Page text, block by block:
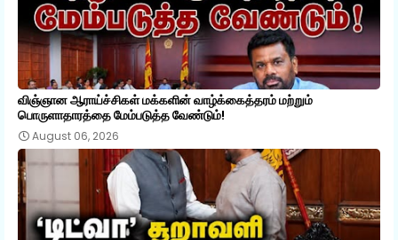
விஞ்ஞான ஆராய்ச்சிகள் மக்களின் வாழ்க்கைத்தரம் மற்றும்
பொருளாதாரத்தை மேம்படுத்த வேண்டும்!
August 06, 2026